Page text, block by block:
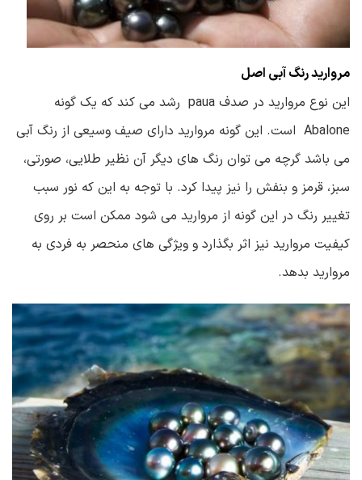
مروارید رنگ آبی اصل
این نوع مروارید در صدف paua رشد می کند که یک گونه
Abalone است. این گونه مروارید دارای صیف وسیعی از رنگ آبی
می باشد گرچه می توان رنگ های دیگر آن نظیر طلایی، صورتی،
سبز، قرمز و بنفش را نیز پیدا کرد. با توجه به این که نور سبب
تغییر رنگ در این گونه از مروارید می شود ممکن است بر روی
کیفیت مروارید نیز اثر بگذارد و ویژگی های منحصر به فردی به
مروارید بدهد.